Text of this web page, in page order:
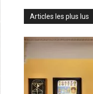
Articles les plus lus